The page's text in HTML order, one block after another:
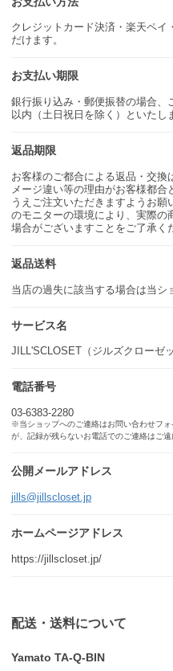
クレジットカード決済・楽天ペ
だけます。
お支払い期限
銀行振り込み・郵便振替の場合、
以内（土日祝日を除く）といたし
返品期限
お客様のご都合による返品・交換
メージ違い等の理由がお客様都
うえご注文いただきますようお
のモニターの環境により、実際の
場合がございますことをご了承く
返品送料
当店の過失に該当する場合は当シ
サービス名
JILL'SCLOSET（ジルズクローゼ
電話番号
03-6383-2280
※当ショップへのご連絡はお問い合わせフ
が、記録が残らないお電話でのご連絡はご遠
公開メールアドレス
jills@jillscloset.jp
ホームページアドレス
https://jillscloset.jp/
配送・送料について
Yamato TA-Q-BIN